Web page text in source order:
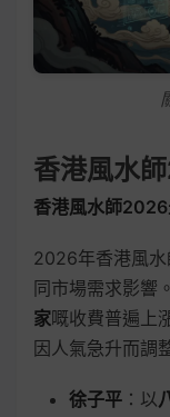
香港風水
香港風水師
2026年香港風
同市場需求影響。
家嘅收費普遍上
因人氣急升而調
徐子平 ：以